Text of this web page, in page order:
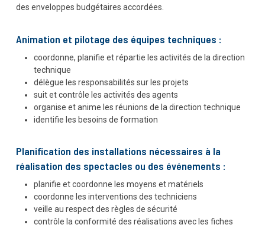
des enveloppes budgétaires accordées.
Animation et pilotage des équipes techniques :
coordonne, planifie et répartie les activités de la direction
technique
délègue les responsabilités sur les projets
suit et contrôle les activités des agents
organise et anime les réunions de la direction technique
identifie les besoins de formation
Planification des installations nécessaires à la
réalisation des spectacles ou des événements :
planifie et coordonne les moyens et matériels
coordonne les interventions des techniciens
veille au respect des règles de sécurité
contrôle la conformité des réalisations avec les fiches